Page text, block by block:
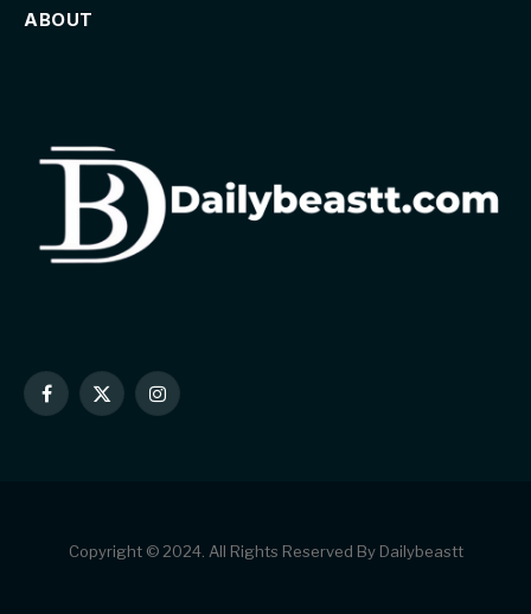
ABOUT
Facebook
X
Instagram
Copyright © 2024. All Rights Reserved By Dailybeastt